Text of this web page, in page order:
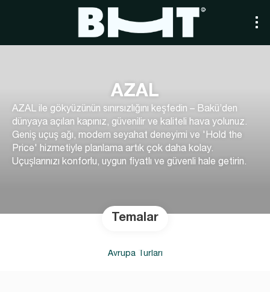
AZAL
AZAL ile gökyüzünün sınırsızlığını keşfedin – Bakü’den
dünyaya açılan kapınız, güvenilir ve kaliteli hava yolunuz.
Geniş uçuş ağı, modern seyahat deneyimi ve 'Hold the
Price' hizmetiyle planlama artık çok daha kolay.
Uçuşlarınızı konforlu, uygun fiyatlı ve güvenli hale getirin.
Temalar
Avrupa Turları